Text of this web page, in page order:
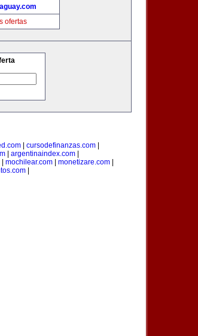
ofertas
cursodefinanzas.com
argentinaindex.com
| mochilear.com| monetizare.com|